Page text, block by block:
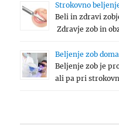
Strokovno
Beli in zdravi
Zdravje zob in
Beljenje zob
Beljenje zob je
ali pa pri